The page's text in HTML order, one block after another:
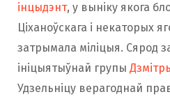
інцыдэнт, у выніку якога
Ціханоўскага і некаторых
затрымала міліцыя. Сярод
ініцыятыўнай групы
Удзельніцу верагоднай